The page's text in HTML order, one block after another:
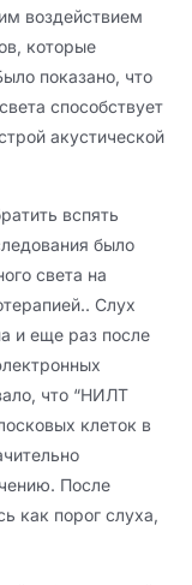
воздействием
которые
показано, что
способствует
акустической
вспять
было
света на
Слух
и еще раз после
что “НИЛТ
клеток в
После
как порог слуха,